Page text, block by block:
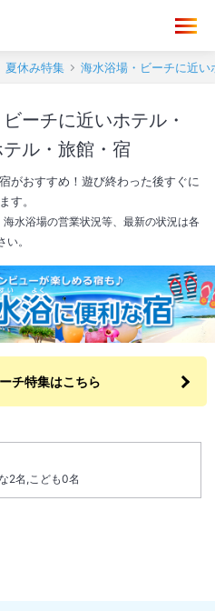
夏休み特集 海水浴場・ビーチに近い
ーチに近いホテル・
ル・旅館・宿
がおすすめ！遊び終わった後すぐに
す。
水浴場の営業状況等、最新の状況は各
。
チ特集はこちら
2名,こども0名